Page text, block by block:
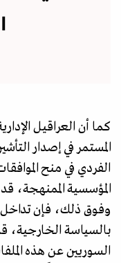
كما أن العراقيل
المستمر في إصدار
الفردي في منح
المؤسسية الممنهجة،
وفوق ذلك، فإن تداخل
بالسياسة الخارجية،
السوريين عن هذه